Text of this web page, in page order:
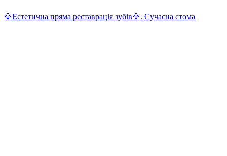
💎Естетична пряма реставрація зубів💎. Сучасна стома